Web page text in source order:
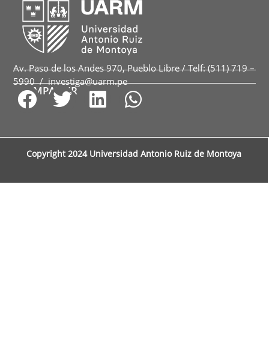
Av. Paso de los Andes 970, Pueblo Libre / Telf: (511) 719 –
5990 / investiga@uarm.pe
COMPARTIR
Copyright 2024 Universidad Antonio Ruiz de Montoya